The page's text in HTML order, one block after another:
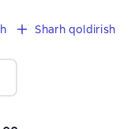
Sharh qoldirish